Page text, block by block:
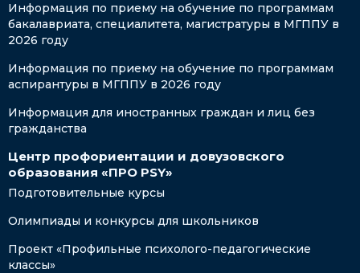
Информация по приему на обучение по программам
бакалавриата, специалитета, магистратуры в МГППУ в
2026 году
Информация по приему на обучение по программам
аспирантуры в МГППУ в 2026 году
Информация для иностранных граждан и лиц без
гражданства
Центр профориентации и довузовского
образования «ПРО PSY»
Подготовительные курсы
Олимпиады и конкурсы для школьников
Проект «Профильные психолого-педагогические
классы»